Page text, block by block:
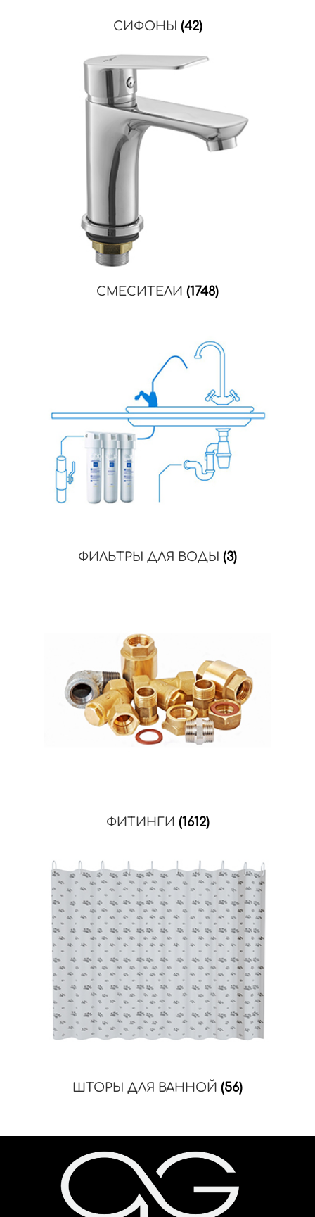
СИФОНЫ (42)
СМЕСИТЕЛИ (1748)
ФИЛЬТРЫ ДЛЯ ВОДЫ (3)
ФИТИНГИ (1612)
ШТОРЫ ДЛЯ ВАННОЙ (56)